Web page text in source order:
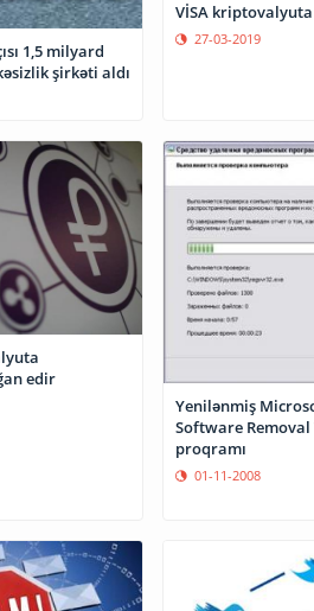
1,5 milyard
şirkəti aldı
VİSA kriptovalyuta
27-03-2019
edir
Yenilənmiş
Software Removal
proqramı
01-11-2008